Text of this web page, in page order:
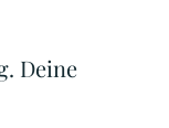
Deine